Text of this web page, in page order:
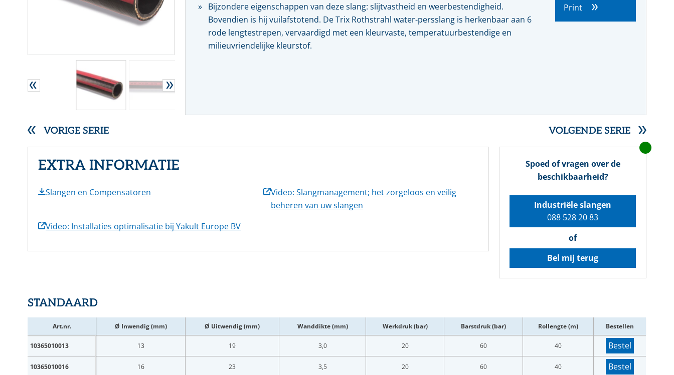
Kwaliteit, veiligheid & milieu
Actueel
Vacatures
RVS gegolfde pakkingen
Overige (Semi)metallieke pakkingen
Stopbuspakkingen
Kijk- en peiltoestellen & glazen
REGELKLEPPEN
KFM regelkleppen
SERVICE- EN ONDERHOUDSPRODUCTEN
Farmacie
Voedingsmiddelen
SlangmanagementWhitepaper
Bijzondere eigenschappen van deze slang: slijtvastheid en weerbestendigheid.
Bovendien is hij vuilafstotend. De Trix Rothstrahl water-persslang is herkenbaar aan 6
rode lengtestrepen, vervaardigd met een kleurvaste, temperatuurbestendige en
milieuvriendelijke kleurstof.
Print
VORIGE SERIE VOLGENDE SERIE
EXTRA INFORMATIE
Slangen en Compensatoren
Video: Slangmanagement; het zorgeloos en veilig
beheren van uw slangen
Video: Installaties optimalisatie bij Yakult Europe BV
Spoed of vragen over de
beschikbaarheid?
Industriële slangen
088 528 20 83
of
Bel mij terug
STANDAARD
Art.nr. Ø Inwendig (mm) Ø Uitwendig (mm) Wanddikte (mm) Werkdruk (bar) Barstdruk (bar) Rollengte (m) Bestellen
10365010013 13 19 3,0 20 60 40 Bestel
10365010016 16 23 3,5 20 60 40 Bestel